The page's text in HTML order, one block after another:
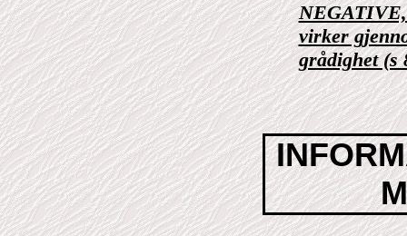
NEGATIVE,
virker
grådighet (s